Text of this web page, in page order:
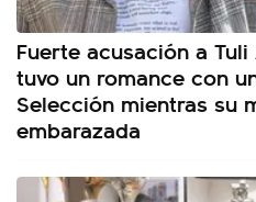
Fuerte acusación a
tuvo un romance con
Selección mientras su
embarazada